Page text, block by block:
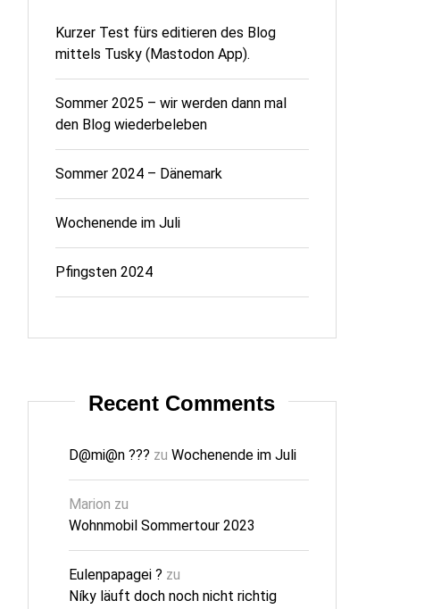
Kurzer Test fürs editieren des Blog
mittels Tusky (Mastodon App).
Sommer 2025 – wir werden dann mal
den Blog wiederbeleben
Sommer 2024 – Dänemark
Wochenende im Juli
Pfingsten 2024
Recent Comments
D@mi@n ??? zu Wochenende im Juli
Marion zu
Wohnmobil Sommertour 2023
Eulenpapagei ? zu
Níky läuft doch noch nicht richtig